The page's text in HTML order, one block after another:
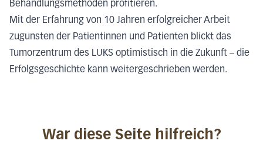
Behandlungsmethoden profitieren.
Mit der Erfahrung von 10 Jahren erfolgreicher Arbeit
zugunsten der Patientinnen und Patienten blickt das
Tumorzentrum des LUKS optimistisch in die Zukunft – die
Erfolgsgeschichte kann weitergeschrieben werden.
War diese Seite hilfreich?